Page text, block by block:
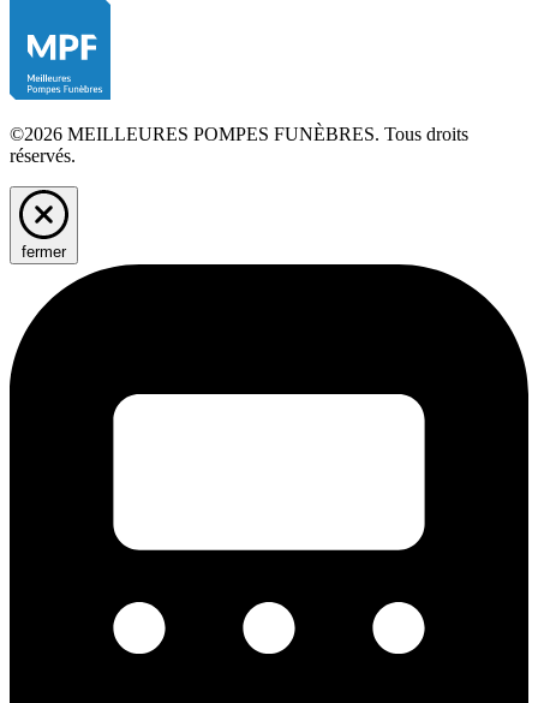
©2026 MEILLEURES POMPES FUNÈBRES. Tous droits
réservés.
fermer